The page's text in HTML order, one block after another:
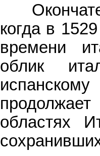
когда в
времени
облик
областях